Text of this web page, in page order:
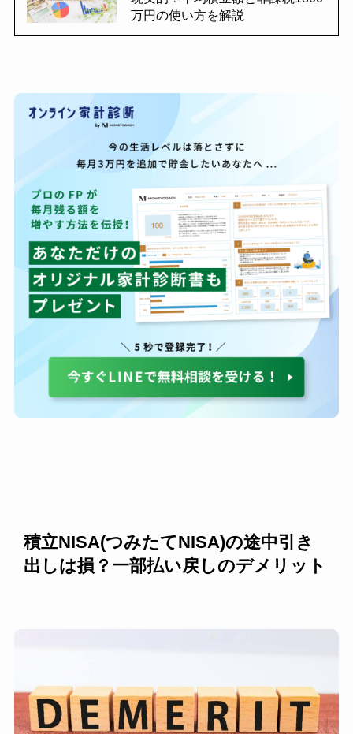
万円の使い方を解説
積立NISA(つみたてNISA)の途中引き
出しは損？一部払い戻しのデメリット